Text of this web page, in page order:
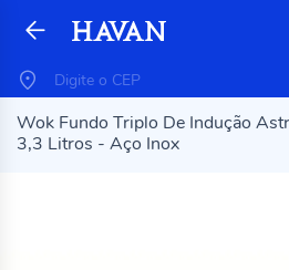
Wok Fundo Triplo De Indução
3,3 Litros - Aço Inox